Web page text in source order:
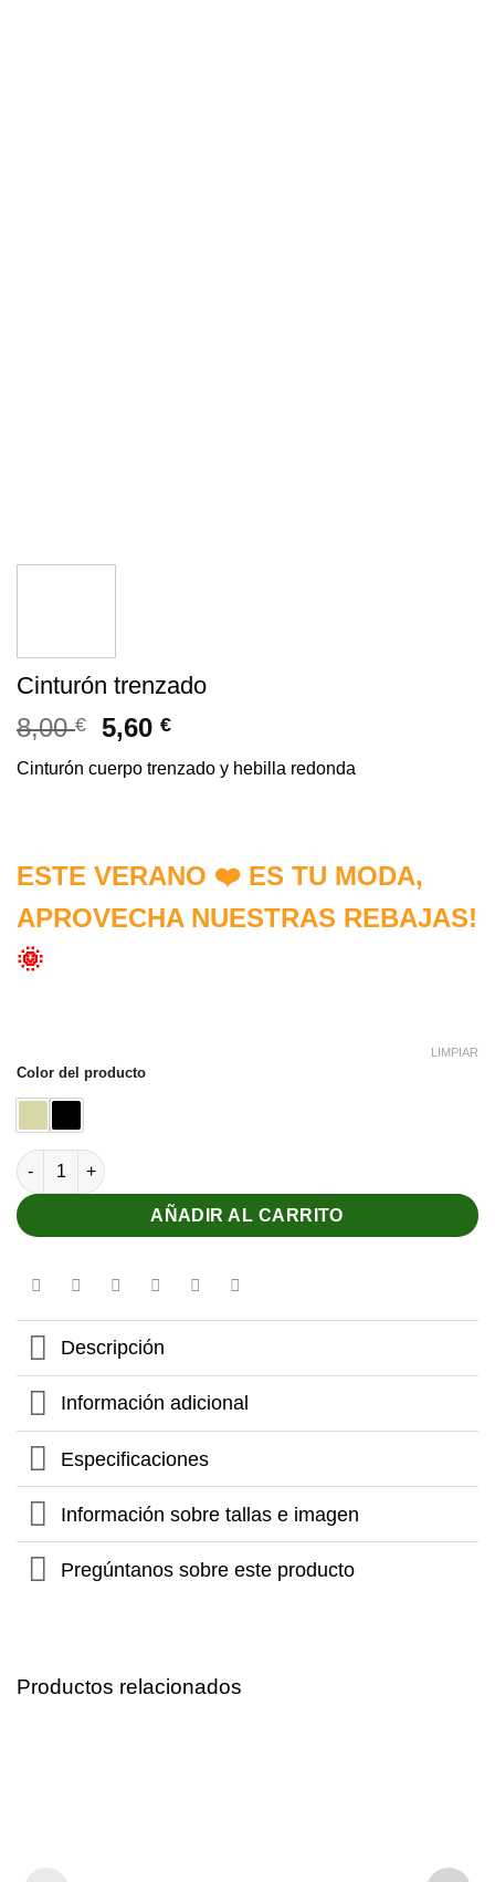
Cinturón trenzado
8,00€ 5,60€
Cinturón cuerpo trenzado y hebilla redonda
ESTE VERANO ❤️ ES TU MODA,
APROVECHA NUESTRAS REBAJAS!
🌞
Color del producto
LIMPIAR
Cinturón trenzado cantidad
AÑADIR AL CARRITO
Descripción
Información adicional
Especificaciones
Información sobre tallas e imagen
Pregúntanos sobre este producto
Productos relacionados